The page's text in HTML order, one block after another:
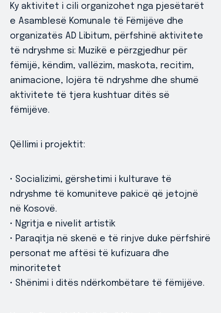
Ky aktivitet i cili organizohet nga pjesëtarët
e Asamblesë Komunale të Fëmijëve dhe
organizatës AD Libitum, përfshinë aktivitete
të ndryshme si: Muzikë e përzgjedhur për
fëmijë, këndim, vallëzim, maskota, recitim,
animacione, lojëra të ndryshme dhe shumë
aktivitete të tjera kushtuar ditës së
fëmijëve.
Qëllimi i projektit:
• Socializimi, gërshetimi i kulturave të
ndryshme të komuniteve pakicë që jetojnë
në Kosovë.
• Ngritja e nivelit artistik
• Paraqitja në skenë e të rinjve duke përfshirë
personat me aftësi të kufizuara dhe
minoritetet
• Shënimi i ditës ndërkombëtare të fëmijëve.